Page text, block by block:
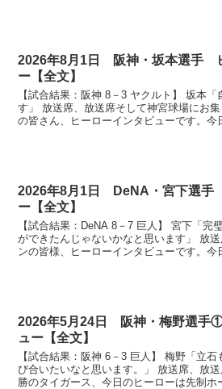
2026年8月1日 阪神・坂本選手
ー【全文】
【試合結果：阪神 8－3 ヤクルト】 坂本
す」 放送席、放送席そして神宮球場にお
の皆さん、ヒーローインタビューです。今
2026年8月1日 DeNA・宮下選手
ー【全文】
【試合結果：DeNA 8－7 巨人】 宮下「完
ができたんじゃないかなと思います」 放
ンの皆様、ヒーローインタビューです。今
2026年5月24日 阪神・梅野選手
ュー【全文】
【試合結果：阪神 6－3 巨人】 梅野「立
び合いたいなと思います。」 放送席、放
勝のタイガース、今日のヒーローは先制ホ